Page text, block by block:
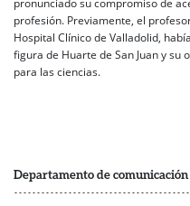
profesión. Previamente, el
Hospital Clínico de Valladolid,
figura de Huarte de San Juan y su
para las ciencias.
Departamento de comunicación